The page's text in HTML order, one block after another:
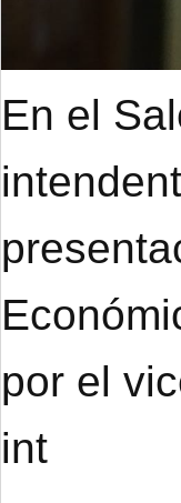
En el
por el
int